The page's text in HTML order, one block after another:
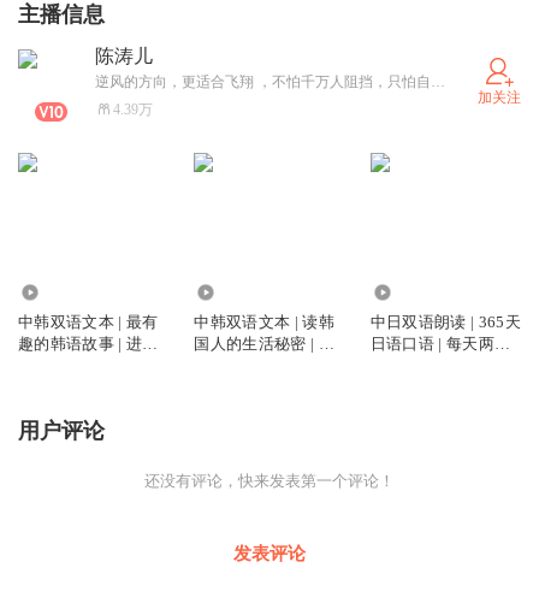
主播信息
陈涛儿
逆风的方向，更适合飞翔 ，不怕千万人阻挡，只怕自己投降。 风在前，无惧！
4.39万
加关注
中韩双语文本 | 最有
趣的韩语故事 | 进阶
中韩双语文本 | 读韩
国人的生活秘密 | 韩
中日双语朗读 | 365天
日语口语 | 每天两分
用户评论
还没有评论，快来发表第一个评论！
发表评论